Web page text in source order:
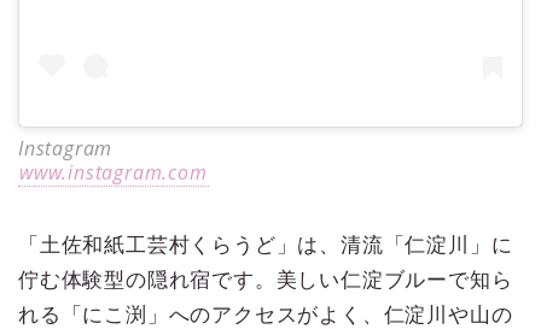
Instagram
www.instagram.com
「土佐和紙工芸村くらうど」は、清流「仁淀川」に
佇む体験型の隠れ宿です。美しい仁淀ブルーで知ら
れる「にこ渕」へのアクセスがよく、仁淀川や山の